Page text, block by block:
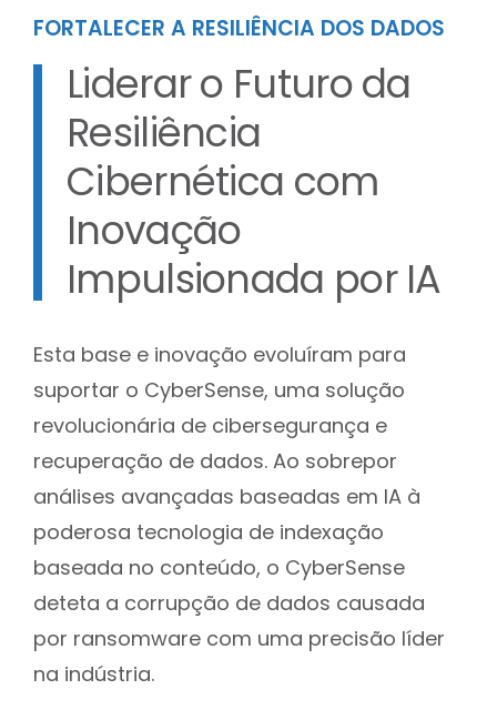
FORTALECER A RESILIÊNCIA DOS DADOS
Liderar o Futuro da
Resiliência
Cibernética com
Inovação
Impulsionada por IA
Esta base e inovação evoluíram para
suportar o CyberSense, uma solução
revolucionária de cibersegurança e
recuperação de dados. Ao sobrepor
análises avançadas baseadas em IA à
poderosa tecnologia de indexação
baseada no conteúdo, o CyberSense
deteta a corrupção de dados causada
por ransomware com uma precisão líder
na indústria.